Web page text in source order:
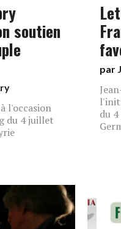
soutien
l'occasion
du 4 juillet
par
du